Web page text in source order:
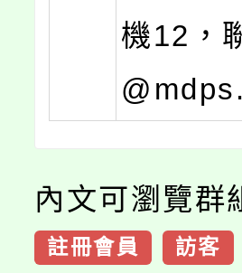
機12，
內文可瀏覽群
註冊會員 訪客